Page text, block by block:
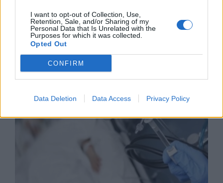
I want to opt-out of Collection, Use,
Retention, Sale, and/or Sharing of my
Personal Data that Is Unrelated with the
Purposes for which it was collected.
Opted Out
CONFIRM
Data Deletion Data Access Privacy Policy
Износът на електромобили от Китай
е нараснал със 120%
06.08.2026 / 16:30